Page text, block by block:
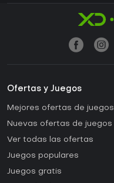
Ofertas y Juegos
Mejores ofertas de juegos
Nuevas ofertas de juegos
Ver todas las ofertas
Juegos populares
Juegos gratis